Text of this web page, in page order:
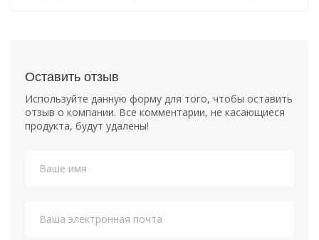
Оставить отзыв
Используйте данную форму для того, чтобы оставить
отзыв о компании. Все комментарии, не касающиеся
продукта, будут удалены!